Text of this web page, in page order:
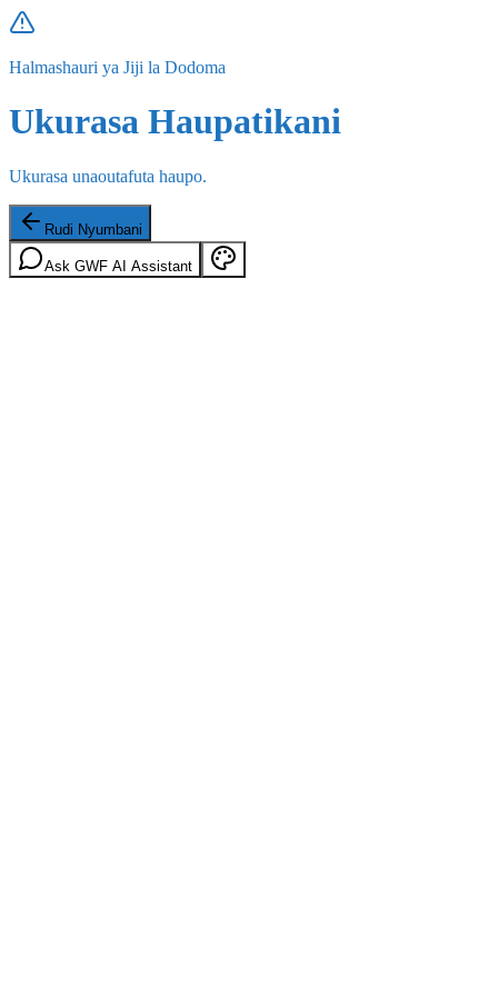
Halmashauri ya Jiji la Dodoma
Ukurasa Haupatikani
Ukurasa unaoutafuta haupo.
Rudi Nyumbani
Ask GWF AI Assistant